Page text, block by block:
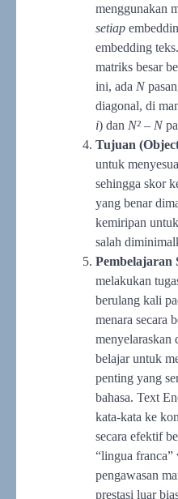
menggunakan
setiap
embedding
matriks besar
ini, ada N
diagonal, di
i) dan N² – N
Tujuan
untuk
sehingga skor
yang benar
kemiripan
salah
Pembelajaran
melakukan
berulang kali
menara secara
menyelaraskan
belajar untuk
penting yang
bahasa. Text
kata-kata ke
secara efektif
“lingua
pengawasan
prestasi luar